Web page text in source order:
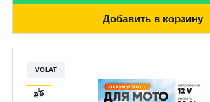
Добавить в корзину
VOLAT